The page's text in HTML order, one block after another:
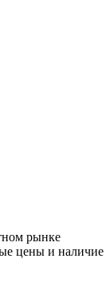
рынке
цены и наличие